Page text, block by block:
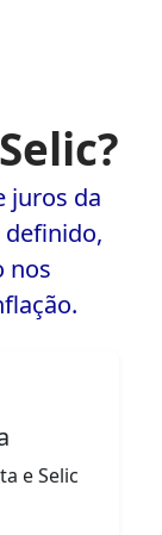
juros da
nos
e Selic